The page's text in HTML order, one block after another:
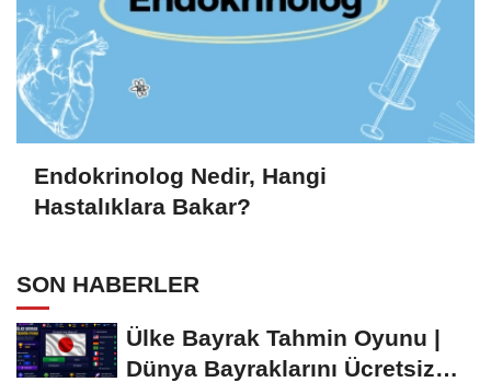
Endokrinolog Nedir, Hangi
Hastalıklara Bakar?
SON HABERLER
Ülke Bayrak Tahmin Oyunu |
Dünya Bayraklarını Ücretsiz